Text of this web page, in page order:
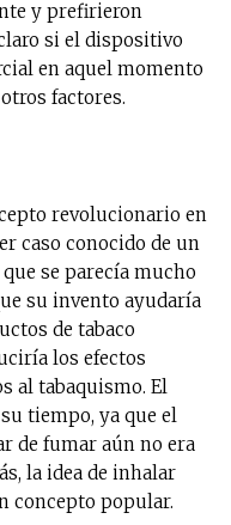
y prefirieron
si el dispositivo
en aquel momento
factores.
revolucionario en
caso conocido de un
se parecía mucho
su invento ayudaría
de tabaco
los efectos
al tabaquismo. El
tiempo, ya que el
de fumar aún no era
la idea de inhalar
concepto popular.